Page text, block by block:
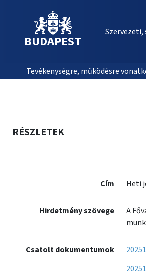
BUDAPEST
Tevékenységre, működésre
RÉSZLETEK
Cím
Heti
Hirdetmény szövege
A
Csatolt dokumentumok